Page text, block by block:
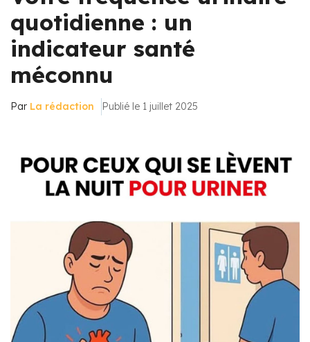
quotidienne : un
indicateur santé
méconnu
Par La rédaction Publié le 1 juillet 2025